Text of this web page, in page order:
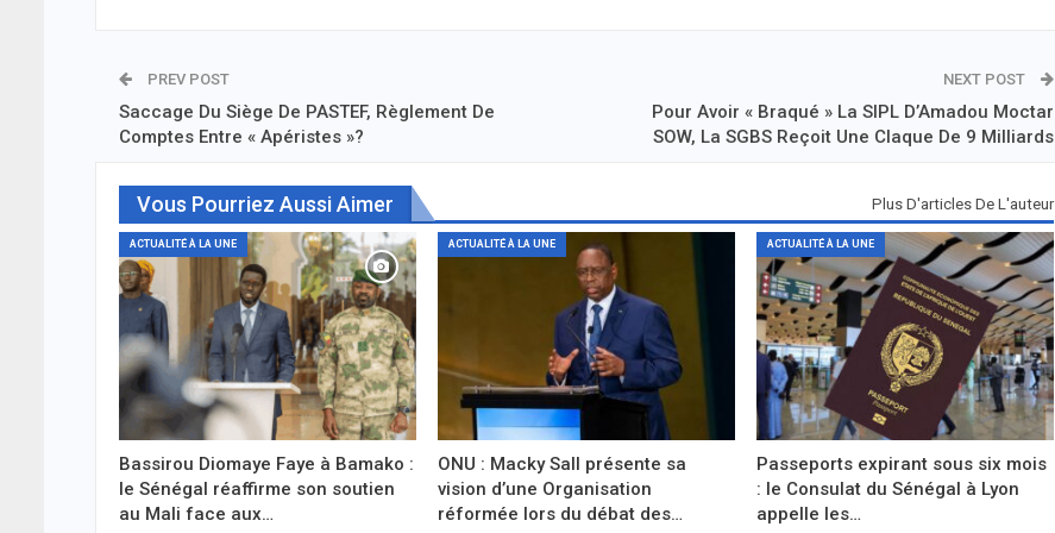
PREV POST
Saccage Du Siège De PASTEF, Règlement De
Comptes Entre « Apéristes »?
NEXT POST
Pour Avoir « Braqué » La SIPL D’Amadou Moctar
SOW, La SGBS Reçoit Une Claque De 9 Milliards
Vous Pourriez Aussi Aimer Plus D'articles De L'auteur
ACTUALITÉ À LA UNE
Bassirou Diomaye Faye à Bamako :
le Sénégal réaffirme son soutien
au Mali face aux…
ACTUALITÉ À LA UNE
ONU : Macky Sall présente sa
vision d’une Organisation
réformée lors du débat des…
ACTUALITÉ À LA UNE
Passeports expirant sous six mois
: le Consulat du Sénégal à Lyon
appelle les…